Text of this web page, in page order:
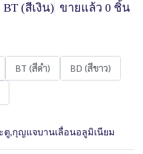
BT (สีเงิน) ขายแล้ว 0 ชิ้น
BT (สีดำ)
BD (สีขาว)
ตู,กุญแจบานเลื่อนอลูมิเนียม